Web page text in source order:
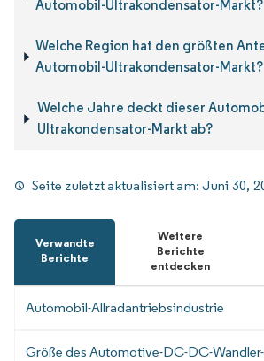
Automobil-Ultrakondensator-Markt?
Welche Region hat den größten
Automobil-Ultrakondensator-Markt?
Welche Jahre deckt dieser
Ultrakondensator-Markt ab?
Seite zuletzt aktualisiert am:Juni 30,
Verwandte
Berichte
Weitere
Berichte
entdecken
Automobil-Allradantriebsindustrie
Größe des Automotive-DC-DC-